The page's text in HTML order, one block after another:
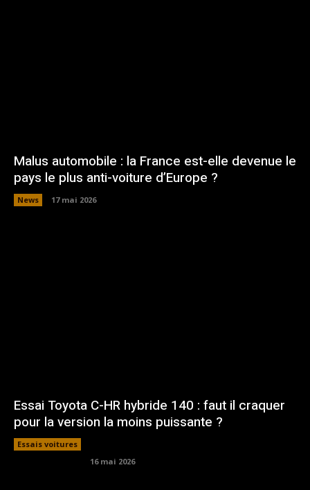
Malus automobile : la France est-elle devenue le
pays le plus anti-voiture d’Europe ?
News 17 mai 2026
Essai Toyota C-HR hybride 140 : faut il craquer
pour la version la moins puissante ?
Essais voitures
16 mai 2026